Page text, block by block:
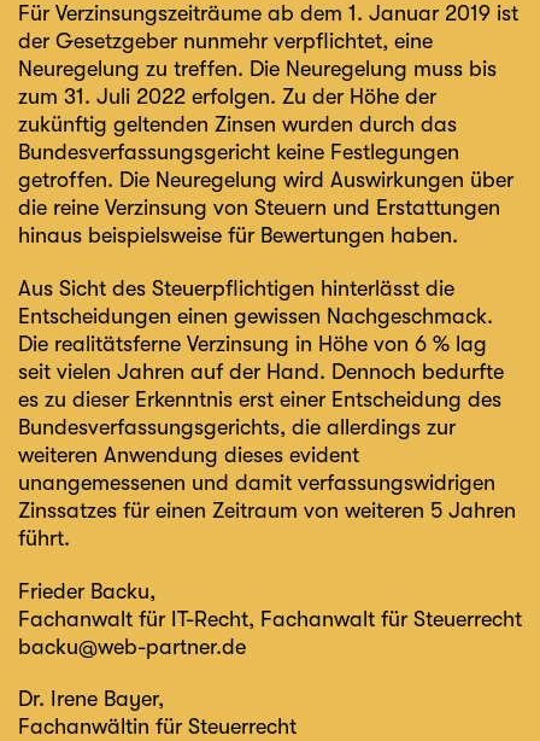
Für Verzinsungszeiträume ab dem 1. Januar 2019 ist
der Gesetzgeber nunmehr verpflichtet, eine
Neuregelung zu treffen. Die Neuregelung muss bis
zum 31. Juli 2022 erfolgen. Zu der Höhe der
zukünftig geltenden Zinsen wurden durch das
Bundesverfassungsgericht keine Festlegungen
getroffen. Die Neuregelung wird Auswirkungen über
die reine Verzinsung von Steuern und Erstattungen
hinaus beispielsweise für Bewertungen haben.
Aus Sicht des Steuerpflichtigen hinterlässt die
Entscheidungen einen gewissen Nachgeschmack.
Die realitätsferne Verzinsung in Höhe von 6 % lag
seit vielen Jahren auf der Hand. Dennoch bedurfte
es zu dieser Erkenntnis erst einer Entscheidung des
Bundesverfassungsgerichts, die allerdings zur
weiteren Anwendung dieses evident
unangemessenen und damit verfassungswidrigen
Zinssatzes für einen Zeitraum von weiteren 5 Jahren
führt.
Frieder Backu,
Fachanwalt für IT-Recht, Fachanwalt für Steuerrecht
backu@web-partner.de
Dr. Irene Bayer,
Fachanwältin für Steuerrecht